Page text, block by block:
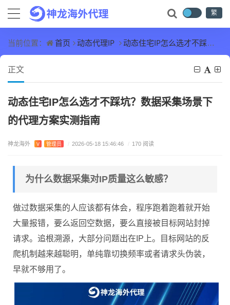
繁
当前位置： 首页 动态代理IP 动态住宅IP怎么选才不踩坑？数据采集场景下的代理方案实测指南
正文
动态住宅IP怎么选才不踩坑？数据采集场景下
的代理方案实测指南
神龙海外 V 管理员 / 2026-05-18 15:46:46 / 170 阅读
为什么数据采集对IP质量这么敏感？
做过数据采集的人应该都有体会，程序跑着跑着就开始
大量报错，要么返回空数据，要么直接被目标网站封掉
请求。追根溯源，大部分问题出在IP上。目标网站的反
爬机制越来越聪明，单纯靠切换频率或者请求头伪装，
早就不够用了。